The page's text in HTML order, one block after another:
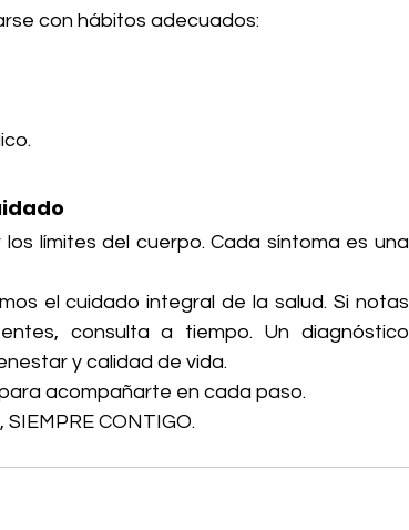
con hábitos adecuados:
límites del cuerpo. Cada síntoma es una
el cuidado integral de la salud. Si notas
consulta a tiempo. Un diagnóstico
y calidad de vida.
acompañarte en cada paso.
CONTIGO.